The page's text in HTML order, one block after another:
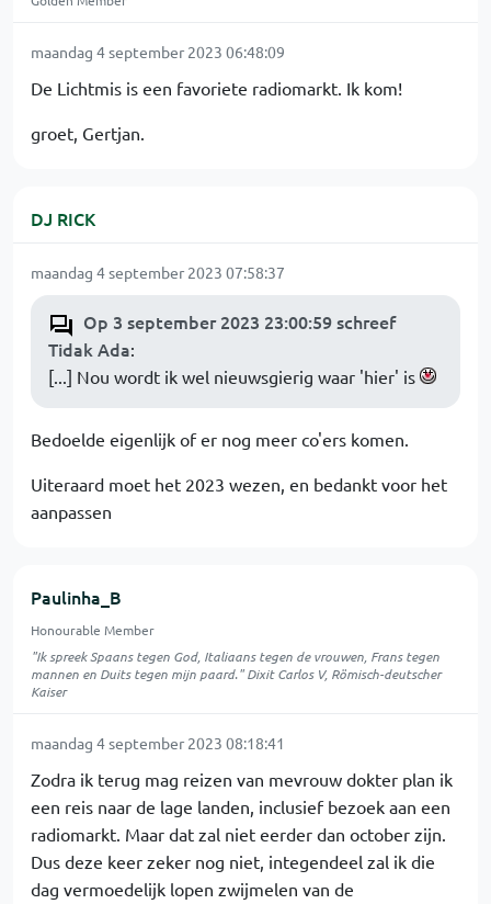
maandag 4 september 2023 06:48:09
De Lichtmis is een favoriete radiomarkt. Ik kom!
groet, Gertjan.
DJ RICK
maandag 4 september 2023 07:58:37
Op 3 september 2023 23:00:59 schreef
Tidak Ada:
[...] Nou wordt ik wel nieuwsgierig waar 'hier' is
Bedoelde eigenlijk of er nog meer co'ers komen.
Uiteraard moet het 2023 wezen, en bedankt voor het
aanpassen
Paulinha_B
Honourable Member
"Ik spreek Spaans tegen God, Italiaans tegen de vrouwen, Frans tegen
mannen en Duits tegen mijn paard." Dixit Carlos V, Römisch-deutscher
Kaiser
maandag 4 september 2023 08:18:41
Zodra ik terug mag reizen van mevrouw dokter plan ik
een reis naar de lage landen, inclusief bezoek aan een
radiomarkt. Maar dat zal niet eerder dan october zijn.
Dus deze keer zeker nog niet, integendeel zal ik die
dag vermoedelijk lopen zwijmelen van de